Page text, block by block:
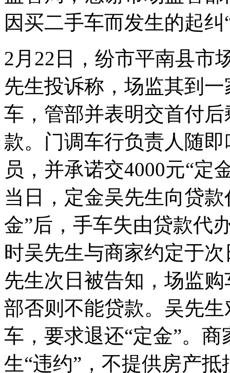
因买二手车而发生的起纠
2月22日，纷市平南县市
先生投诉称，场监其到
车，管部并表明交首付
款。门调车行负责人随
员，并承诺交4000元“定
当日，定金吴先生向贷
金”后，手车失由贷款代
时吴先生与商家约定于
先生次日被告知，场监
部否则不能贷款。吴先
车，要求退还“定金”。
生“违约”，不提供房产